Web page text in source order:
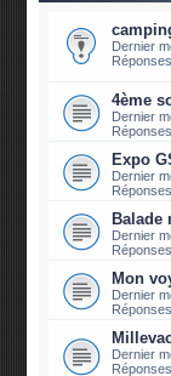
Dernier
4ème
Dernier
Expo
Dernier
Balade
Dernier
Mon
Dernier
Dernier